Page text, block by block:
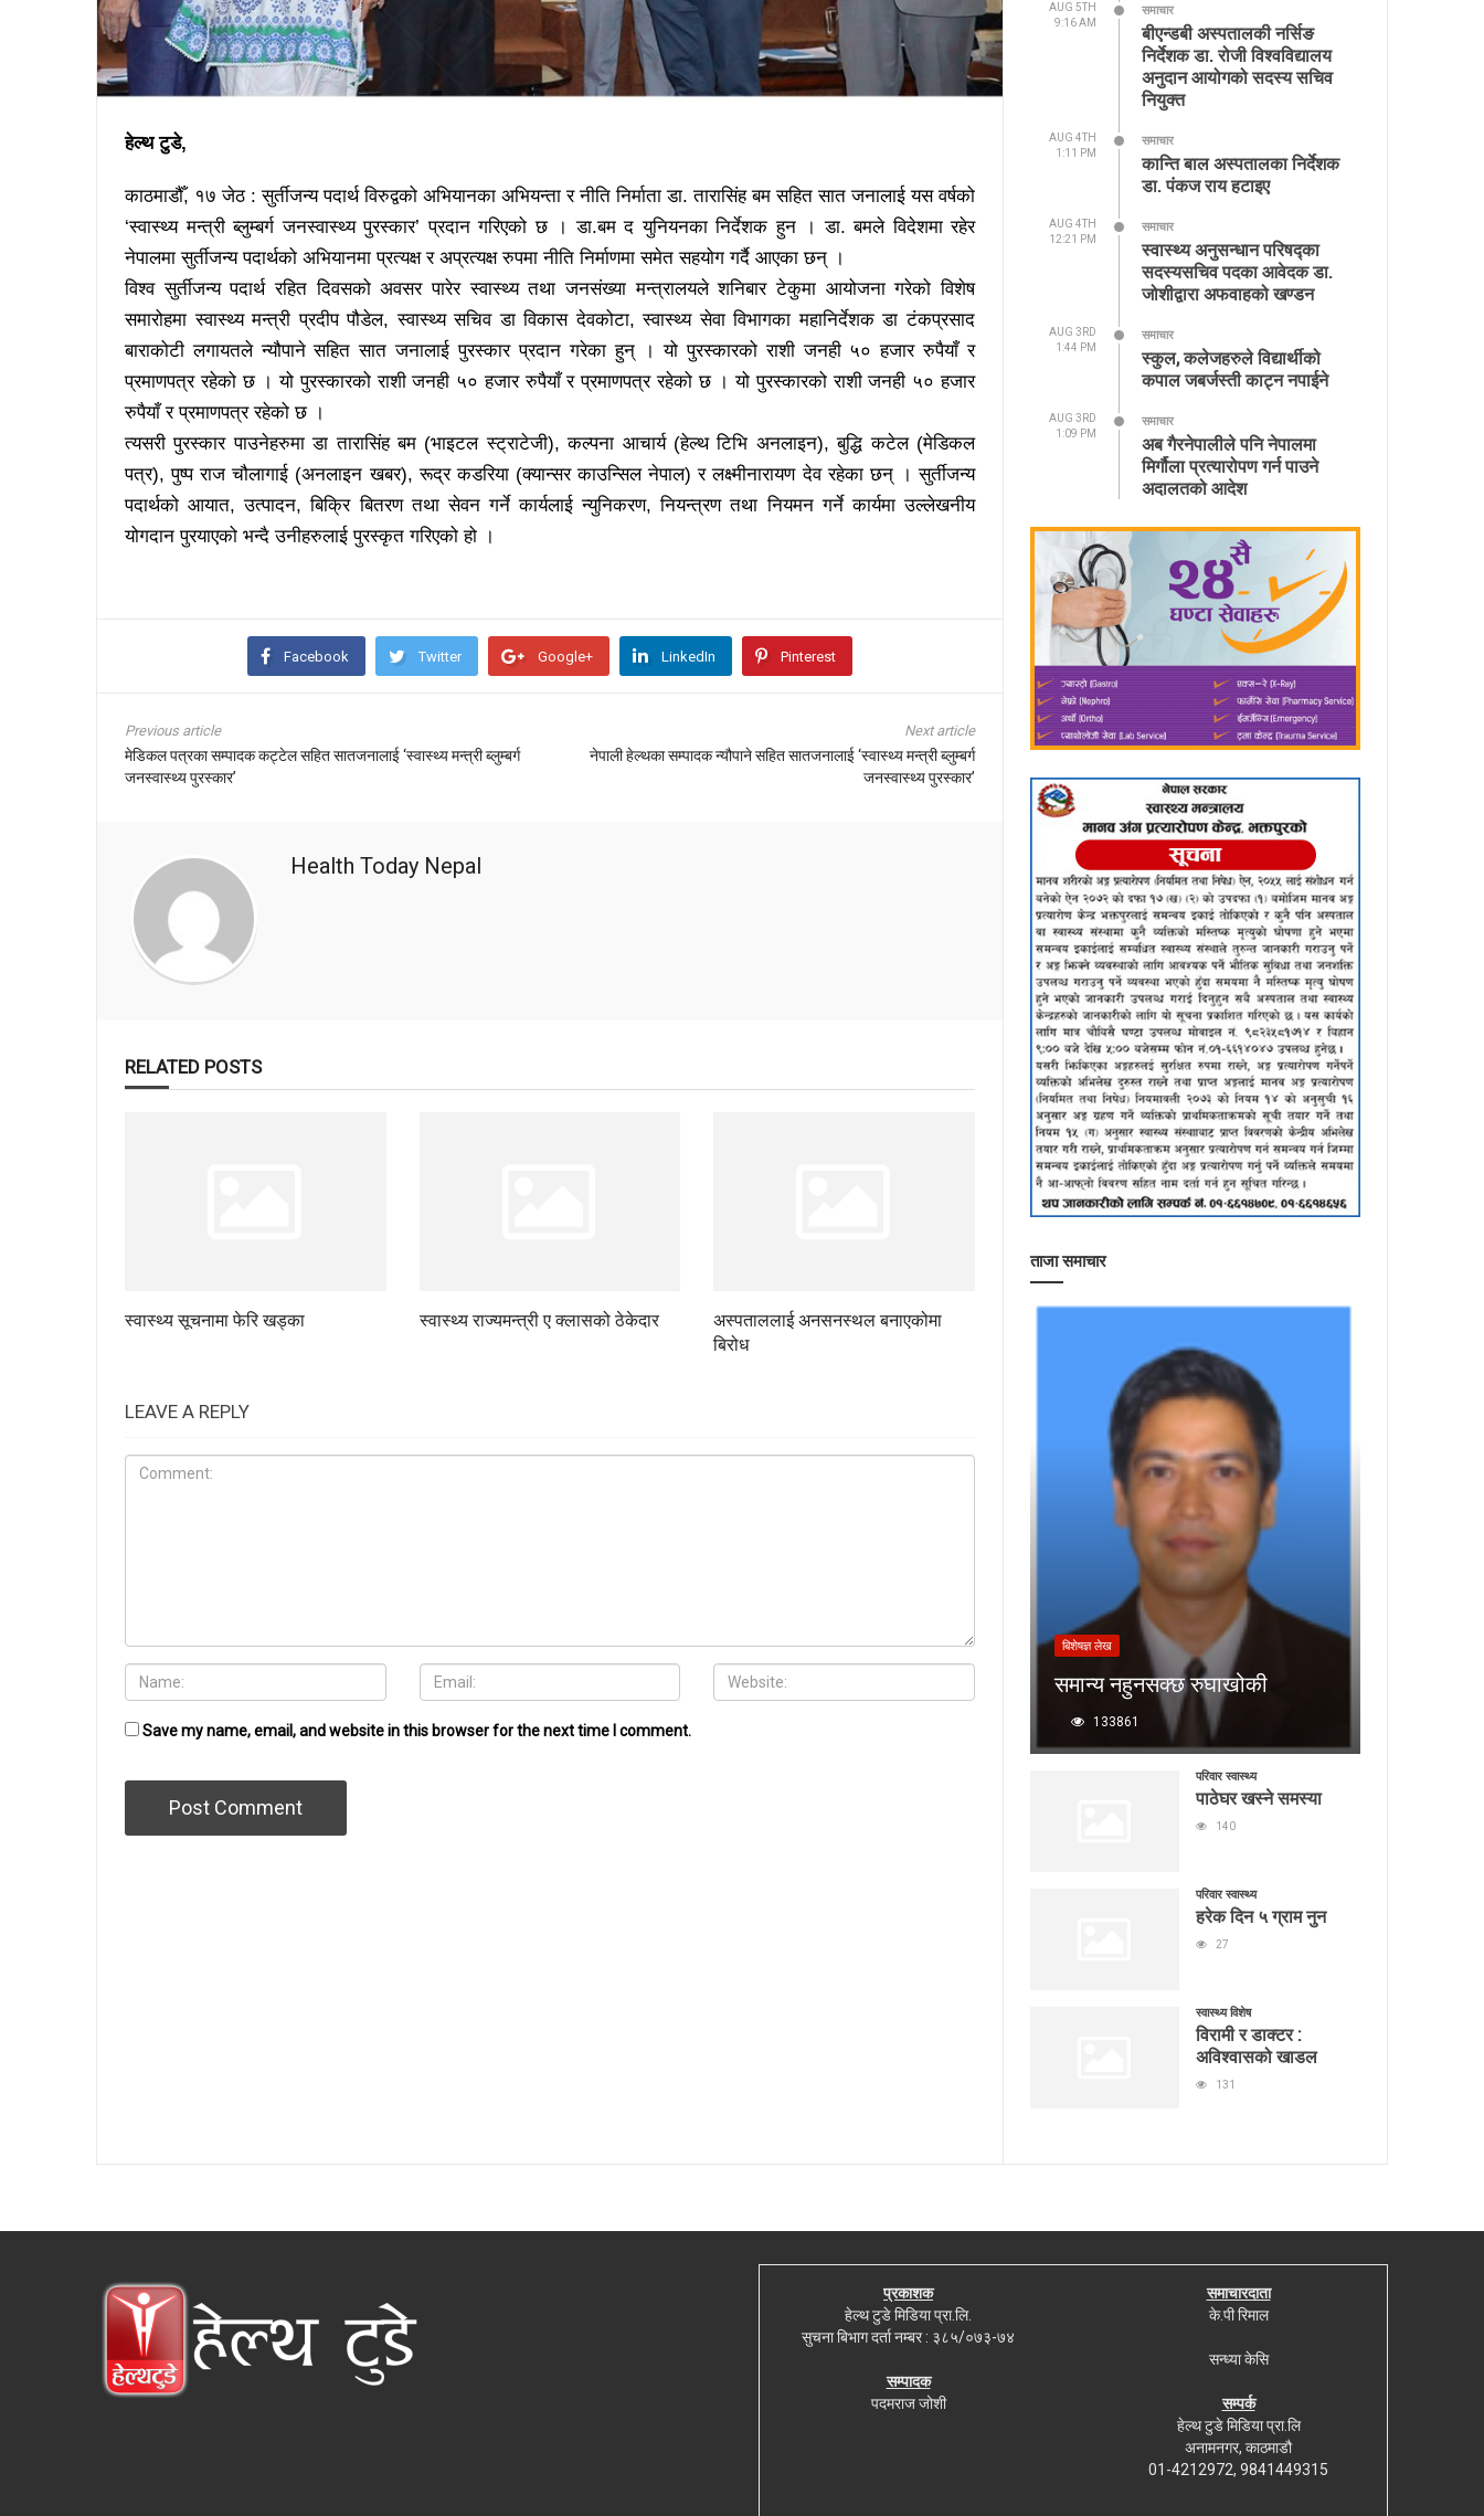
हेल्थ टुडे,
काठमाडौँ, १७ जेठ : सुर्तीजन्य पदार्थ विरुद्वको अभियानका अभियन्ता र नीति निर्माता डा. तारासिंह बम सहित सात जनालाई यस वर्षको
‘स्वास्थ्य मन्त्री ब्लुम्बर्ग जनस्वास्थ्य पुरस्कार’ प्रदान गरिएको छ । डा.बम द युनियनका निर्देशक हुन । डा. बमले विदेशमा रहेर
नेपालमा सुर्तीजन्य पदार्थको अभियानमा प्रत्यक्ष र अप्रत्यक्ष रुपमा नीति निर्माणमा समेत सहयोग गर्दै आएका छन् ।
विश्व सुर्तीजन्य पदार्थ रहित दिवसको अवसर पारेर स्वास्थ्य तथा जनसंख्या मन्त्रालयले शनिबार टेकुमा आयोजना गरेको विशेष
समारोहमा स्वास्थ्य मन्त्री प्रदीप पौडेल, स्वास्थ्य सचिव डा विकास देवकोटा, स्वास्थ्य सेवा विभागका महानिर्देशक डा टंकप्रसाद
बाराकोटी लगायतले न्यौपाने सहित सात जनालाई पुरस्कार प्रदान गरेका हुन् । यो पुरस्कारको राशी जनही ५० हजार रुपैयाँ र
प्रमाणपत्र रहेको छ । यो पुरस्कारको राशी जनही ५० हजार रुपैयाँ र प्रमाणपत्र रहेको छ । यो पुरस्कारको राशी जनही ५० हजार
रुपैयाँ र प्रमाणपत्र रहेको छ ।
त्यसरी पुरस्कार पाउनेहरुमा डा तारासिंह बम (भाइटल स्ट्राटेजी), कल्पना आचार्य (हेल्थ टिभि अनलाइन), बुद्धि कटेल (मेडिकल
पत्र), पुष्प राज चौलागाई (अनलाइन खबर), रूद्र कडरिया (क्यान्सर काउन्सिल नेपाल) र लक्ष्मीनारायण देव रहेका छन् । सुर्तीजन्य
पदार्थको आयात, उत्पादन, बिक्रि बितरण तथा सेवन गर्ने कार्यलाई न्युनिकरण, नियन्त्रण तथा नियमन गर्ने कार्यमा उल्लेखनीय
योगदान पुरयाएको भन्दै उनीहरुलाई पुरस्कृत गरिएको हो ।
Facebook Twitter Google+ LinkedIn Pinterest
Previous article
मेडिकल पत्रका सम्पादक कट्टेल सहित सातजनालाई ‘स्वास्थ्य मन्त्री ब्लुम्बर्ग
जनस्वास्थ्य पुरस्कार’
Next article
नेपाली हेल्थका सम्पादक न्यौपाने सहित सातजनालाई ‘स्वास्थ्य मन्त्री ब्लुम्बर्ग
जनस्वास्थ्य पुरस्कार’
Health Today Nepal
RELATED POSTS
स्वास्थ्य सूचनामा फेरि खड्का स्वास्थ्य राज्यमन्त्री ए क्लासको ठेकेदार
अस्पताललाई अनसनस्थल बनाएकोमा
बिरोध
LEAVE A REPLY
Save my name, email, and website in this browser for the next time I comment.
AUG 5TH
9:16 AM
समाचार
बीएन्डबी अस्पतालकी नर्सिङ
निर्देशक डा. रोजी विश्वविद्यालय
अनुदान आयोगको सदस्य सचिव
नियुक्त
AUG 4TH
1:11 PM
समाचार
कान्ति बाल अस्पतालका निर्देशक
डा. पंकज राय हटाइए
AUG 4TH
12:21 PM
समाचार
स्वास्थ्य अनुसन्धान परिषद्का
सदस्यसचिव पदका आवेदक डा.
जोशीद्वारा अफवाहको खण्डन
AUG 3RD
1:44 PM
समाचार
स्कुल, कलेजहरुले विद्यार्थीको
कपाल जबर्जस्ती काट्न नपाईने
AUG 3RD
1:09 PM
समाचार
अब गैरनेपालीले पनि नेपालमा
मिर्गौला प्रत्यारोपण गर्न पाउने
अदालतको आदेश
ताजा समाचार
बिशेषज्ञ लेख
समान्य नहुनसक्छ रुघाखोकी
133861
परिवार स्वास्थ्य
पाठेघर खस्ने समस्या
140
परिवार स्वास्थ्य
हरेक दिन ५ ग्राम नुन
27
स्वास्थ्य विशेष
विरामी र डाक्टर :
अविश्वासको खाडल
131
प्रकाशक
हेल्थ टुडे मिडिया प्रा.लि.
सुचना बिभाग दर्ता नम्बर : ३८५/०७३-७४
सम्पादक
पदमराज जोशी
समाचारदाता
के.पी रिमाल
सन्ध्या केसि
सम्पर्क
हेल्थ टुडे मिडिया प्रा.लि
अनामनगर, काठमाडौ
01-4212972, 9841449315